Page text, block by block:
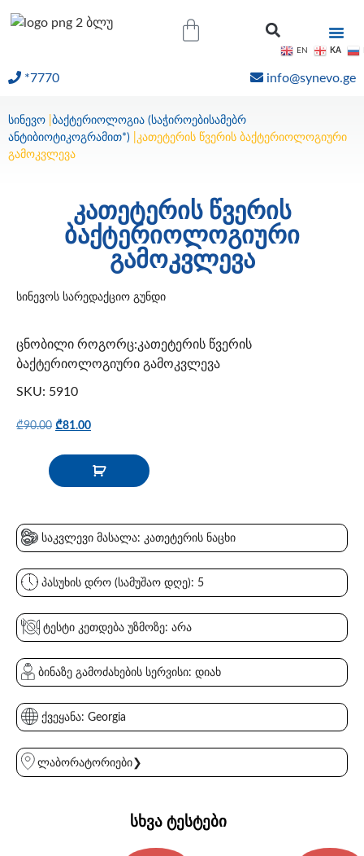
*7770 info@synevo.ge
სინევო ბაქტერიოლოგია (საჭიროებისამებრ
ანტიბიოტიკოგრამით*) კათეტერის წვერის ბაქტერიოლოგიური
გამოკვლევა
კათეტერის წვერის
ბაქტერიოლოგიური
გამოკვლევა
სინევოს სარედაქციო გუნდი
ცნობილი როგორც:კათეტერის წვერის
ბაქტერიოლოგიური გამოკვლევა
SKU: 5910
₾90.00 ₾81.00
საკვლევი მასალა: კათეტერის ნაცხი
პასუხის დრო (სამუშაო დღე): 5
ტესტი კეთდება უზმოზე: არა
ბინაზე გამოძახების სერვისი: დიახ
ქვეყანა: Georgia
ლაბორატორიები❯
სხვა ტესტები
EN KA